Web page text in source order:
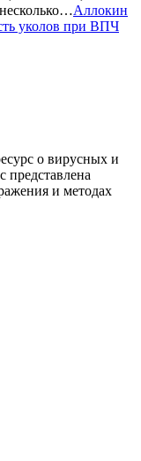
Аллокин
уколов при ВПЧ
о вирусных и
и методах